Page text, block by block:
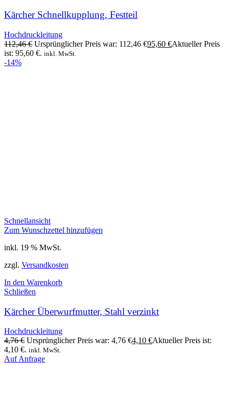
Kärcher Schnellkupplung, Festteil
Hochdruckleitung
112,46€ Ursprünglicher Preis war: 112,46 €95,60 €Aktueller Preis
ist: 95,60 €. inkl. MwSt.
-14%
Schnellansicht
Zum Wunschzettel hinzufügen
inkl. 19 % MwSt.
zzgl. Versandkosten
In den Warenkorb
Schließen
Kärcher Überwurfmutter, Stahl verzinkt
Hochdruckleitung
4,76€ Ursprünglicher Preis war: 4,76 €4,10 €Aktueller Preis ist:
4,10 €. inkl. MwSt.
Auf Anfrage